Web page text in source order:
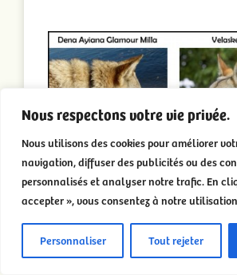
Nous respectons votre vie privée.
Nous utilisons des cookies pour améliorer
navigation, diffuser des publicités ou des
personnalisés et analyser notre trafic. En
accepter », vous consentez à notre
Personnaliser Tout rejeter